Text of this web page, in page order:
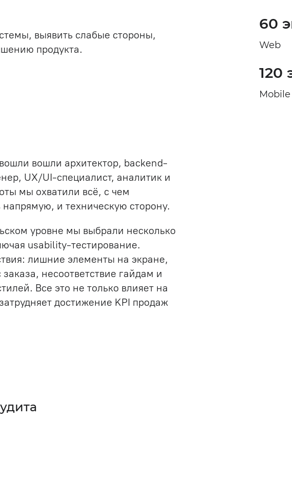
выявить слабые стороны,
продукта.
60
Web
120
Mobile
вошли архитектор, backend-
UX/UI-специалист, аналитик и
мы охватили всё, с чем
напрямую, и техническую сторону.
уровне мы выбрали несколько
usability-тестирование.
лишние элементы на экране,
несоответствие гайдам и
Все это не только влияет на
достижение KPI продаж